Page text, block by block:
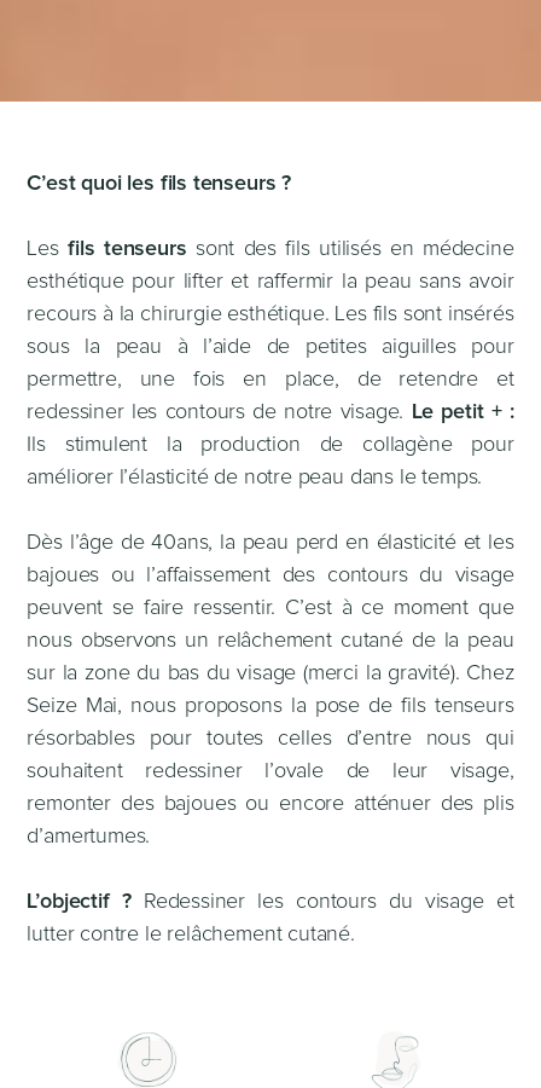
C’est quoi les fils tenseurs ?
Lesfils tenseurs sont des fils utilisés en médecine
esthétique pour lifter et raffermir la peau sans avoir
recours à la chirurgie esthétique. Les fils sont insérés
sous la peau à l’aide de petites aiguilles pour
permettre, une fois en place, de retendre et
redessiner les contours de notre visage.
Le petit + :
Ils stimulent la production de collagène pour
améliorer l’élasticité de notre peau dans le temps.
Dès l’âge de 40ans, la peau perd en élasticité et les
bajoues ou l’affaissement des contours du visage
peuvent se faire ressentir. C’est à ce moment que
nous observons un relâchement cutané de la peau
sur la zone du bas du visage (merci la gravité). Chez
Seize Mai, nous proposons la pose de fils tenseurs
résorbables pour toutes celles d’entre nous qui
souhaitent redessiner l’ovale de leur visage,
remonter des bajoues ou encore atténuer des plis
d’amertumes.
L’objectif ?Redessiner les contours du visage et
lutter contre le relâchement cutané.